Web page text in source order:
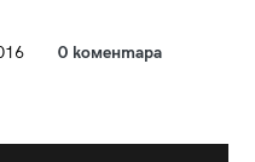
0 коментара